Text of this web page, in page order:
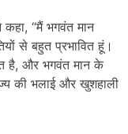
“मैं भगवंत मान
से बहुत प्रभावित हूं।
है, और भगवंत मान के
की भलाई और खुशहाली